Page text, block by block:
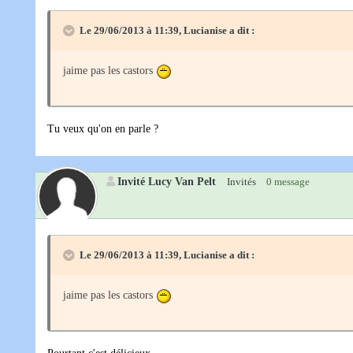
Le 29/06/2013 à 11:39, Lucianise a dit :
jaime pas les castors
Tu veux qu'on en parle ?
Invité Lucy Van Pelt Invités 0 message
Le 29/06/2013 à 11:39, Lucianise a dit :
jaime pas les castors